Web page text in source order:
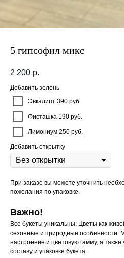
5 гипсофил микс
2 200 р.
Добавить зелень
Эвкалипт 390 руб.
Фисташка 190 руб.
Лимониум 250 руб.
Добавить открытку
При заказе вы можете уточнить
пожелания по упаковке.
Важно!
Все букеты уникальны. Цветы как
сезонные и природные особенности.
настроение и цветовую гамму, а
составу и упаковке букета.